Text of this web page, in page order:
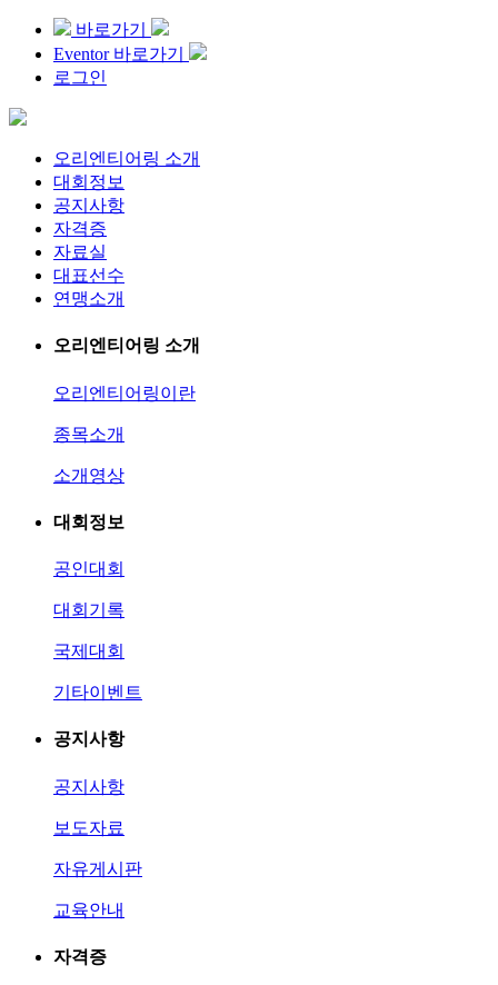
바로가기
Eventor 바로가기
로그인
오리엔티어링 소개
대회정보
공지사항
자격증
자료실
대표선수
연맹소개
오리엔티어링 소개
오리엔티어링이란
종목소개
소개영상
대회정보
공인대회
대회기록
국제대회
기타이벤트
공지사항
공지사항
보도자료
자유게시판
교육안내
자격증